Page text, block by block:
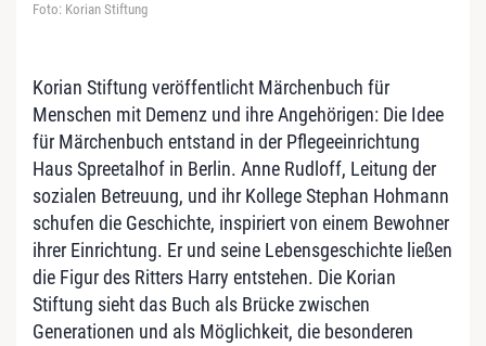
Foto: Korian Stiftung
Korian Stiftung veröffentlicht Märchenbuch für
Menschen mit Demenz und ihre Angehörigen: Die Idee
für Märchenbuch entstand in der Pflegeeinrichtung
Haus Spreetalhof in Berlin. Anne Rudloff, Leitung der
sozialen Betreuung, und ihr Kollege Stephan Hohmann
schufen die Geschichte, inspiriert von einem Bewohner
ihrer Einrichtung. Er und seine Lebensgeschichte ließen
die Figur des Ritters Harry entstehen. Die Korian
Stiftung sieht das Buch als Brücke zwischen
Generationen und als Möglichkeit, die besonderen